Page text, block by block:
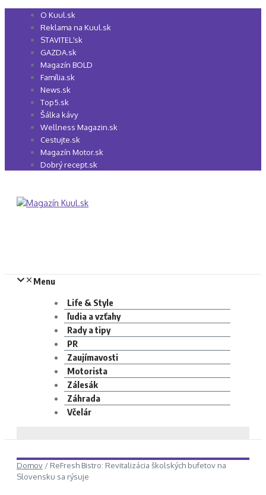
Preskočiť
O Kuul.sk
Reklama na Kuul.sk
STAVITEĽ.sk
GAZDA.sk
Magazín BOLD
Família.sk
News.sk
Top5.sk
Šálka kávy
Wellness Magazin.sk
Cestujte.sk
Magazín Motor.sk
Dobrý recept.sk
Menu
Life & Style
ľudia a vzťahy
Rady a tipy
PR
Zaujímavosti
Motorista
Zálesák
Záhrada
Včelár
Domov / ReFresh Bistro: Revitalizácia školských bufetov na
Slovensku sa rýsuje